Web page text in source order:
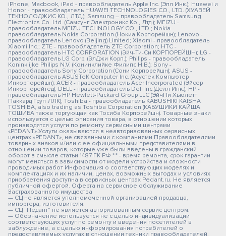
iPhone, Macbook, iPad - правообладатель Apple Inc. (Эпл Инк.); Huawei и
Honor - правообладатель HUAWEI TECHNOLOGIES CO., LTD. (ХУАВЕЙ
ТЕКНОЛОДЖИС КО., ЛТД.); Samsung – правообладатель Samsung
Electronics Co. Ltd. (Самсунг Электроникс Ко., Лтд.); MEIZU -
правообладатель MEIZU TECHNOLOGY CO., LTD.; Nokia -
правообладатель Nokia Corporation (Нокиа Корпорейшн); Lenovo -
правообладатель Lenovo (Beijing) Limited; Xiaomi - правообладатель
Xiaomi Inc.; ZTE - правообладатель ZTE Corporation; HTC -
правообладатель HTC CORPORATION (Эйч-Ти-Си КОРПОРЕЙШН); LG -
правообладатель LG Corp. (ЭлДжи Корп.); Philips - правообладатель
Koninklijke Philips N.V. (Конинклийке Филипс Н.В.); Sony -
правообладатель Sony Corporation (Сони Корпорейшн); ASUS -
правообладатель ASUSTeK Computer Inc. (Асустек Компьютер
Инкорпорейшн); ACER - правообладатель Acer Incorporated (Эйсер
Инкорпорейтед); DELL - правообладатель Dell Inc.(Делл Инк.); HP -
правообладатель HP Hewlett-Packard Group LLC (ЭйчПи Хьюлетт
Паккард Груп ЛЛК); Toshiba - правообладатель KABUSHIKI KAISHA
TOSHIBA, also trading as Toshiba Corporation (КАБУШИКИ КАЙША
ТОШИБА также торгующая как Тосиба Корпорейшн). Товарные знаки
используется с целью описания товара, в отношении которых
производятся услуги по ремонту сервисными центрами
«PEDANT».Услуги оказываются в неавторизованных сервисных
центрах «PEDANT», не связанными с компаниями Правообладателями
товарных знаков и/или с ее официальными представителями в
отношении товаров, которые уже были введены в гражданский
оборот в смысле статьи 1487 ГК РФ ** - время ремонта, срок гарантии
могут меняться в зависимости от модели устройства и сложности
проводимых работ Информация о соответствующих моделях и
комплектациях и их наличии, ценах, возможных выгодах и условиях
приобретения доступна в сервисных центрах Pedant.ru. Не является
публичной офертой. Оферта на сервисное обслуживание
Застрахованного имущества
— СЦ не является уполномоченной организацией продавца,
импортера, изготовителя.
— СЦ "Педант" не является авторизованным сервис центром.
— Обозначение используется не с целью индивидуализации
соответствующих услуг по ремонту и введения посетителей в
заблуждение, а с целью информирования потребителей о
предоставляемых услугах в отношении техники правообладателей.